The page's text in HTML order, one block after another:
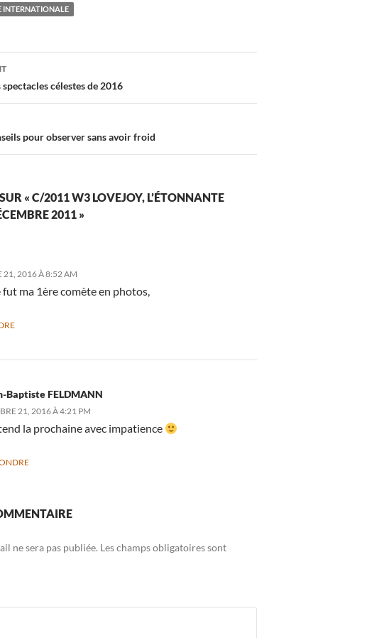
INTERNATIONALE
célestes de 2016
pour observer sans avoir froid
« C/2011 W3 LOVEJOY, L’ÉTONNANTE
2011 »
21, 2016 À 8:52 AM
fut ma 1ère comète en photos,
Baptiste FELDMANN
21, 2016 À 4:21 PM
la prochaine avec impatience
ne sera pas publiée. Les champs obligatoires sont